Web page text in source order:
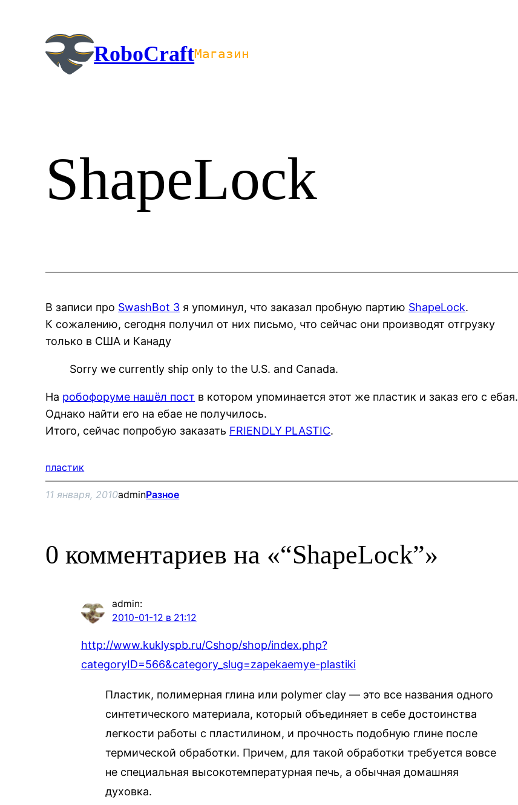
содержимому
RoboCraftМагазин
ShapeLock
В записи про SwashBot 3 я упоминул, что заказал пробную партию ShapeLock.
К сожалению, сегодня получил от них письмо, что сейчас они производят отгрузку
только в США и Канаду
Sorry we currently ship only to the U.S. and Canada.
На робофоруме нашёл пост в котором упоминается этот же пластик и заказ его с ебая.
Однако найти его на ебае не получилось.
Итого, сейчас попробую заказать FRIENDLY PLASTIC.
пластик
11 января, 2010adminРазное
0 комментариев на «“ShapeLock”»
admin:
2010-01-12 в 21:12
http://www.kuklyspb.ru/Cshop/shop/index.php?
categoryID=566&category_slug=zapekaemye-plastiki
Пластик, полимерная глина или polymer clay — это все названия одного
синтетического материала, который объединяет в себе достоинства
легкости работы с пластилином, и прочность подобную глине после
термической обработки. Причем, для такой обработки требуется вовсе
не специальная высокотемпературная печь, а обычная домашняя
духовка.